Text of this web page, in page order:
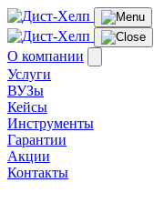
О компании
Услуги
ВУЗы
Кейсы
Инструменты
Гарантии
Акции
Контакты